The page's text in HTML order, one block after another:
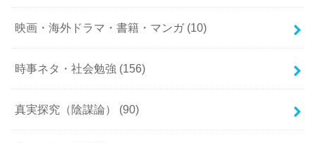
映画・海外ドラマ・書籍・マンガ (10)
時事ネタ・社会勉強 (156)
真実探究（陰謀論） (90)